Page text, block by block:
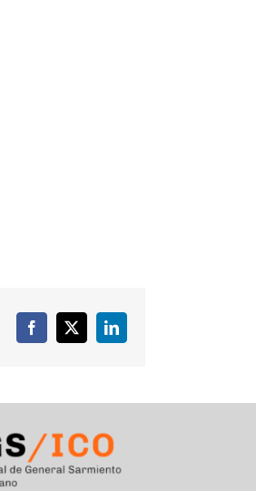
Facebook
X LinkedIn